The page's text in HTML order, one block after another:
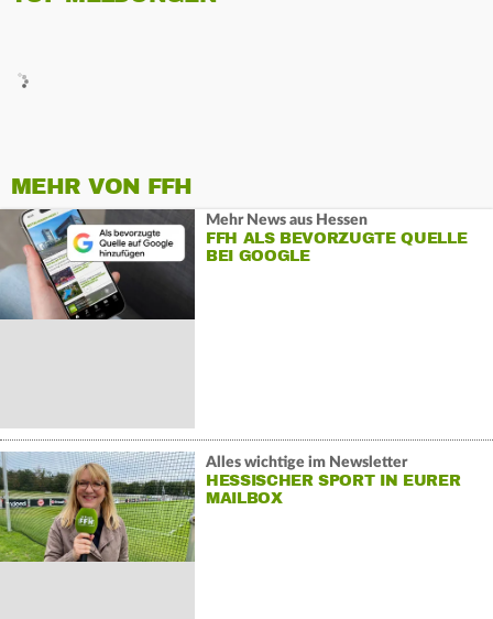
MEHR VON FFH
Mehr News aus Hessen
FFH ALS BEVORZUGTE QUELLE
BEI GOOGLE
Alles wichtige im Newsletter
HESSISCHER SPORT IN EURER
MAILBOX